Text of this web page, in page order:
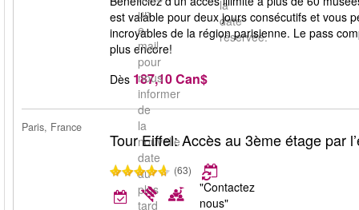
la
date
réservée.
un
e-
mail
pour
nous
informer
de
la
nouvelle
date
au
plus
tard
est valable pour deux jours consécutifs et vous
incroyables de la région parisienne. Le pass
plus encore!
Dès 187,10 Can$
Paris, France
Tour Eiffel: Accès au 3ème étage par
(63)
"Contactez
nous"